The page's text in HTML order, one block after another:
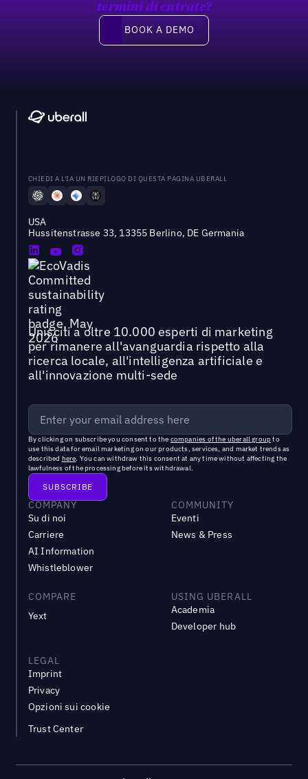
termini di entrate?
Book a demo
BOOK A DEMO
CHIEDI A L'IA UN RIEPILOGO DI QUESTA PAGINA UBERALL
USA
Hussitenstrasse 33, 13355 Berlino, DE Germania
Unisciti a oltre 10.000 esperti di marketing
per rimanere all'avanguardia rispetto alla
ricerca locale, all'intelligenza artificiale e
all'innovazione multi-sede
By clicking on subscribe you consent to the companies of the uberall groupto
use this data for email marketing on our products, services, and market trends as
described here. You can withdraw this consent at any time without affecting the
lawfulness of the processing before its withdrawal.
COMPANY
Su di noi
Carriere
AI Information
Whistleblower
COMMUNITY
Eventi
News & Press
COMPARE
Yext
USING UBERALL
Academia
Developer hub
LEGAL
Imprint
Privacy
Opzioni sui cookie
Trust Center